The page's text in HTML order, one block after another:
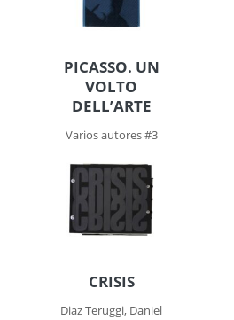
PICASSO. UN
VOLTO
DELL’ARTE
Varios autores #3
CRISIS
Diaz Teruggi, Daniel